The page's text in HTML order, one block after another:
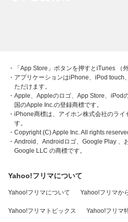
・「App Store」ボタンを押すとiTunes （
・アプリケーションはiPhone、iPod
ただけます。
・Apple、Appleのロゴ、App Store、iPod
国のApple Inc.の登録商標です。
・iPhone商標は、アイホン株式会社のラ
す。
・Copyright (C) Apple Inc. All rights
・Android、Androidロゴ、Google Play 、
Google LLC の商標です。
Yahoo!フリマについて
Yahoo!フリマについて Yahoo!フリマか
Yahoo!フリマトピックス Yahoo!フリマ